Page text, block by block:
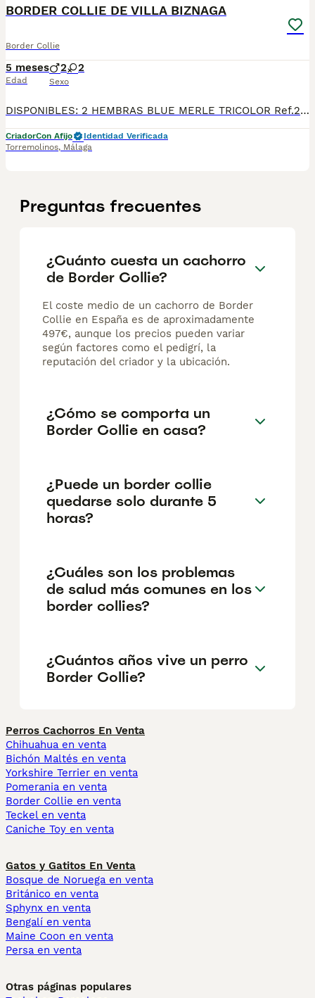
BORDER COLLIE DE VILLA BIZNAGA
Border Collie
5 meses
Edad
2 2
Sexo
DISPONIBLES: 2 HEMBRAS BLUE MERLE TRICOLOR Ref.296,297. 1 MACHO BLUE MERLE Ref.298. 1 MACHO SABLE Ref.299. *Fecha de nacimiento 09/03/2026. Todos nuestros cachorros se entregan con su Cartilla Sanitaria, 3 vacunas, 3 desparasitaciones y la hoja para la inscripción en el LOE para solicitar el pedigree (opcional). Con 5 días de Garantía Vírica y 5 meses de Garantía Genética. Nuestra web: www.villabiznaga.com. Instagram: villabiznaga_bordercollie. Facebook: Villa Biznaga. Para solicitar más información, videos o fotos de algún cachorro o camada en concreto a través de wasap al 606 816 817.
CriadorCon Afijo
Identidad Verificada
Torremolinos, Málaga
Preguntas frecuentes
¿Cuánto cuesta un cachorro
de Border Collie?
El coste medio de un cachorro de Border
Collie en España es de aproximadamente
497€, aunque los precios pueden variar
según factores como el pedigrí, la
reputación del criador y la ubicación.
¿Cómo se comporta un
Border Collie en casa?
¿Puede un border collie
quedarse solo durante 5
horas?
¿Cuáles son los problemas
de salud más comunes en los
border collies?
¿Cuántos años vive un perro
Border Collie?
Perros Cachorros En Venta
Chihuahua en venta
Bichón Maltés en venta
Yorkshire Terrier en venta
Pomerania en venta
Border Collie en venta
Teckel en venta
Caniche Toy en venta
Gatos y Gatitos En Venta
Bosque de Noruega en venta
Británico en venta
Sphynx en venta
Bengalí en venta
Maine Coon en venta
Persa en venta
Otras páginas populares